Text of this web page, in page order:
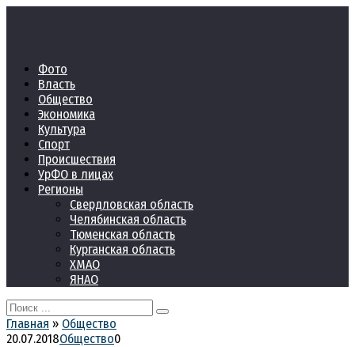
Фото
Власть
Общество
Экономика
Культура
Спорт
Происшествия
УрФО в лицах
Регионы
Свердловская область
Челябинская область
Тюменская область
Курганская область
ХМАО
ЯНАО
Search
for:
Главная » Общество
20.07.2018Общество0